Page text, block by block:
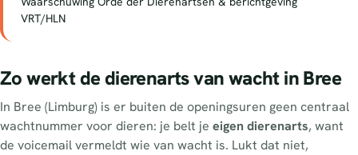
VRT/HLN
Zo werkt de dierenarts van wacht in Bree
In Bree (Limburg) is er buiten de openingsuren geen centraal
wachtnummer voor dieren: je belt je eigen dierenarts, want
de voicemail vermeldt wie van wacht is. Lukt dat niet,